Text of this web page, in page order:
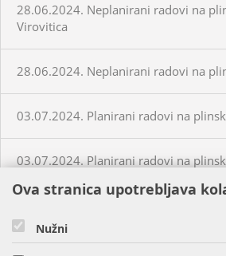
28.06.2024. Neplanirani radovi na
Virovitica
28.06.2024. Neplanirani radovi na
03.07.2024. Planirani radovi na
03.07.2024. Planirani radovi na
Ova stranica upotrebljava
Nužni